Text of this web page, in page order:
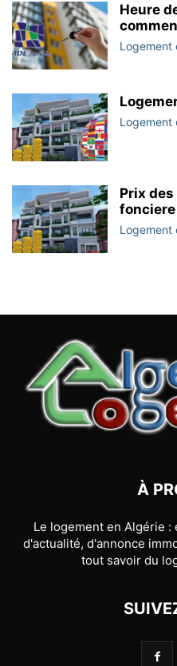
Heure
Logement
Logement
Prix des
Logement
À
Le logement en Algérie
d'actualité, d'annonce
tout savoir du